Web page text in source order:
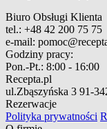
Biuro Obsługi Klienta
tel.: +48 42 200 75 75
e-mail:
Godziny pracy:
Pon.-Pt.: 8:00 - 16:00
Recepta.pl
ul.Zbąszyńska 3 91-
Rezerwacje
Polityka prywatności